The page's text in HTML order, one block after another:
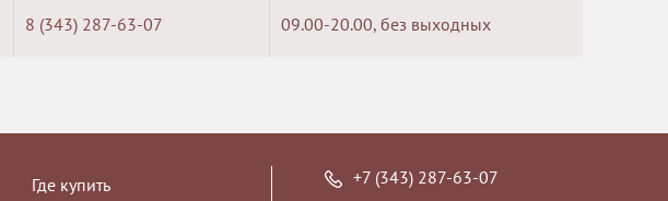
8 (343) 287-63-07 09.00-20.00, без выходных
Где купить
+7 (343) 287-63-07